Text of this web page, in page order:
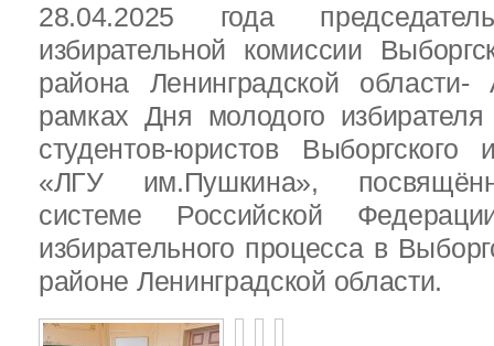
28.04.2025 года
избирательной комиссии
района Ленинградской
рамках Дня молодого
студентов-юристов Выборгского
«ЛГУ им.Пушкина»,
системе Российской
избирательного процесса в
районе Ленинградской области.